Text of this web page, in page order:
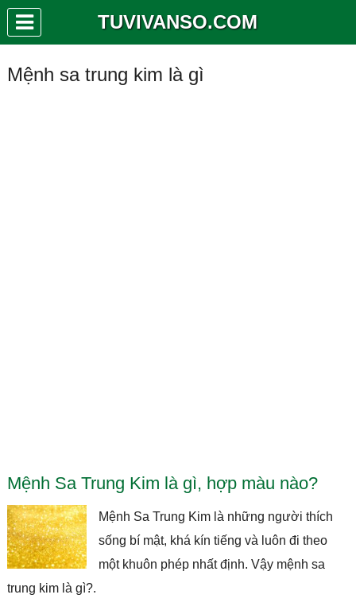
TUVIVANSO.COM
Mệnh sa trung kim là gì
Mệnh Sa Trung Kim là gì, hợp màu nào?
Mệnh Sa Trung Kim là những người thích
sống bí mật, khá kín tiếng và luôn đi theo
một khuôn phép nhất định. Vậy mệnh sa
trung kim là gì?.